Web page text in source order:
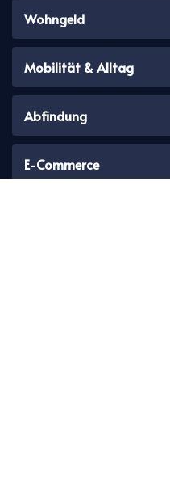
Wohngeld
Mobilität & Alltag
Abfindung
E-Commerce